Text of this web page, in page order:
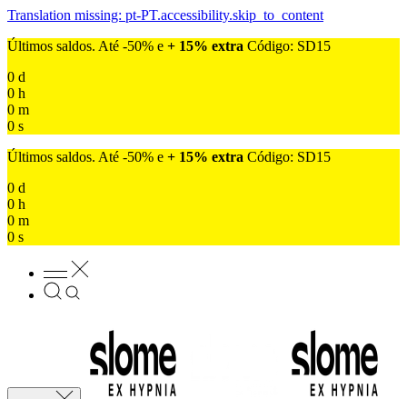
Translation missing: pt-PT.accessibility.skip_to_content
Últimos saldos. Até -50% e + 15% extra Código: SD15
0 d
0 h
0 m
0 s
Últimos saldos. Até -50% e + 15% extra Código: SD15
0 d
0 h
0 m
0 s